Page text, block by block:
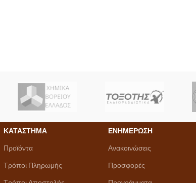
ΚΑΤΑΣΤΗΜΑ
Προϊόντα
Τρόποι Πληρωμής
ΕΝΗΜΕΡΩΣΗ
Ανακοινώσεις
Προσφορές